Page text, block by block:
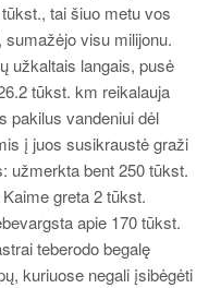
tai šiuo metu vos
sumažėjo visu milijonu.
užkaltais langais, pusė
tūkst. km reikalauja
pakilus vandeniui dėl
į juos susikraustė graži
užmerkta bent 250 tūkst.
greta 2 tūkst.
apie 170 tūkst.
teberodo begalę
kuriuose negali įsibėgėti